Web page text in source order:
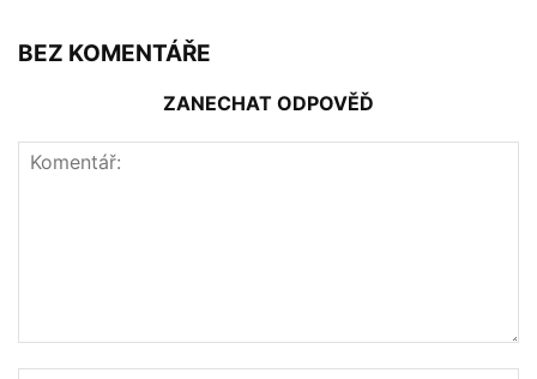
BEZ KOMENTÁŘE
ZANECHAT ODPOVĚĎ